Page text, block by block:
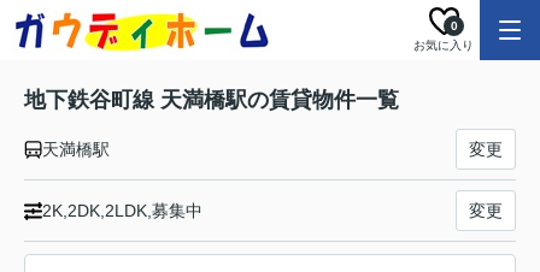
お気に入り
0
地下鉄谷町線 天満橋駅の賃貸物件一覧
天満橋駅 変更
2K,2DK,2LDK,募集中 変更